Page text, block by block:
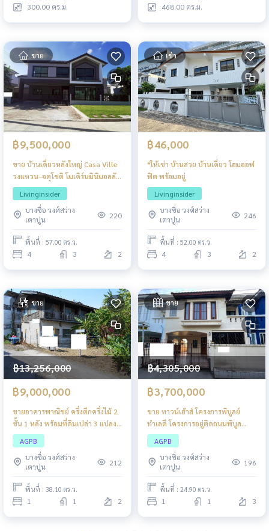
300.00 ตร.ม. 468.00 ตร.ม.
ขาย
฿9,500,000
ขาย บ้านเดี่ยวหลังใหญ่ Casa Ville
วงแหวน–จตุโชติ โมเดิร์นมินิมอลลัก
ชัวรี่ ต่อเติมครบ
Livinginsider
บางซื่อ วงศ์สว่าง
เตาปูน
220
พื้นที่ : 57.00 ตร.ว.
4 3 2
เช่า
฿46,000
*ให้เช่า บ้านสวย บ้านเดี่ยว โฮมออฟ
ฟิต พร้อมอยู่
Livinginsider
บางซื่อ วงศ์สว่าง
เตาปูน
246
พื้นที่ : 52.00 ตร.ว.
4 3 2
ขาย
฿13,256,000
฿9,000,000
ขายอาคารพาณิชย์ ครึ่งตึกครึ่งไม้ 2
ชั้น 1 หลัง พร้อมที่ดินเปล่า 3 แปลง
พร้อมสิ่งปลูกสร้าง 3 หลัง บางซื่อ
สาธารณูปโภคครบครัน ซอย
วงศ์สว่าง 19
AGPB
บางซื่อ วงศ์สว่าง
เตาปูน
212
พื้นที่ : 38.10 ตร.ว.
1 1 2
ขาย
฿4,305,000
฿3,700,000
ขาย ทาวน์เฮ้าส์ โครงการพิบูลย์
ทำเลดี โครงการอยู่ติดถนนพิบูล
สงคราม เดินทางเข้า–ออกสะดวก
AGPB
บางซื่อ วงศ์สว่าง
เตาปูน
196
พื้นที่ : 24.90 ตร.ว.
1 1 3